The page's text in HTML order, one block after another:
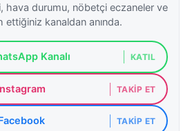
hava durumu, nöbetçi eczaneler ve
kanaldan anında.
Kanalı KATIL
TAKIP ET
TAKIP ET